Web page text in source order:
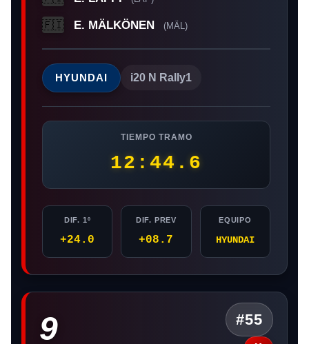
🇫🇮 E. MÄLKÖNEN (MÄL)
HYUNDAI i20 N Rally1
TIEMPO TRAMO
12:44.6
DIF. 1º
+24.0
DIF. PREV
+08.7
EQUIPO
HYUNDAI
9 #55